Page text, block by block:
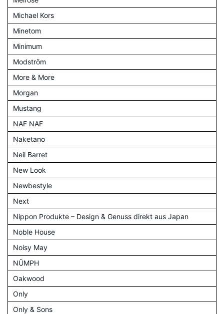
Michael Kors
Minetom
Minimum
Modström
More & More
Morgan
Mustang
NAF NAF
Naketano
Neil Barret
New Look
Newbestyle
Next
Nippon Produkte – Design & Genuss direkt aus Japan
Noble House
Noisy May
NÜMPH
Oakwood
Only
Only & Sons